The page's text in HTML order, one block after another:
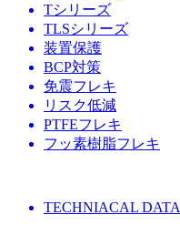
Tシリーズ
TLSシリーズ
装置保護
BCP対策
免震フレキ
リスク低減
PTFEフレキ
フッ素樹脂フレキ
TECHNIACAL DATA